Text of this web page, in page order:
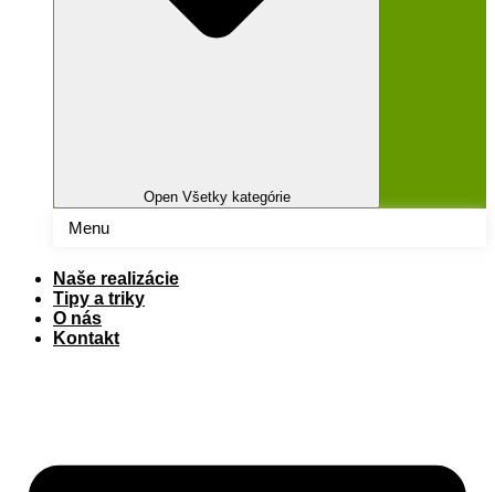
Open Všetky kategórie
Menu
Naše realizácie
Tipy a triky
O nás
Kontakt